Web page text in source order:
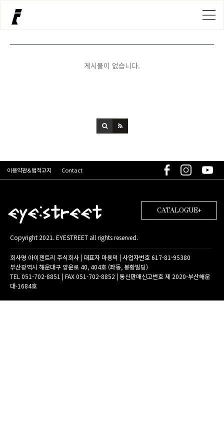
게시물이 없습니다.
이용약관&법적고지 Contact
CATALOGUE+
Copyright 2021. EYESTREET all rights reserved.
회사명 아이젠트리 주식회사 | 대표자 마용덕 | 사업자번호 617-81-95380
부산광역시 해운대구 양운로 40, 404호 (좌동, 봉황빌딩)
TEL 051-702-8851 | FAX 051-702-8852 | 통신판매신고번호 제 2020-부산해운
대-1684호